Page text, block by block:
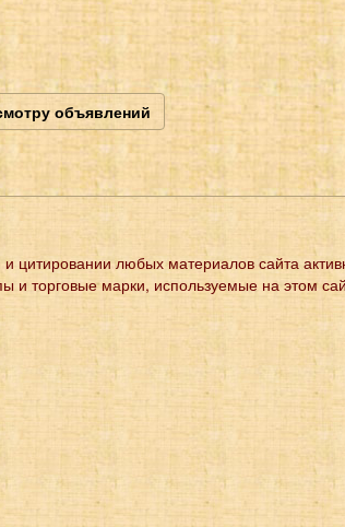
объявлений
цитировании любых материалов сайта
и торговые марки, используемые на этом